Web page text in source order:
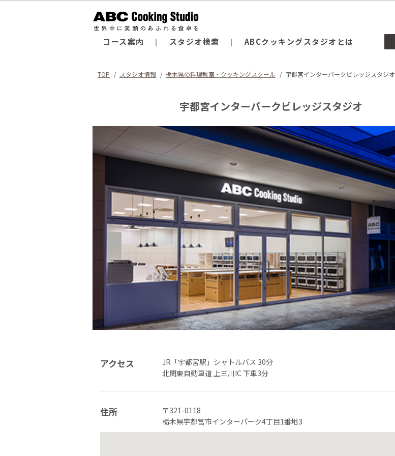
コース案内 スタジオ検索 ABCクッキングスタジオとは
TOP スタジオ情報 栃木県の料理教室・クッキングスクール 宇都宮インターパークビレッジスタジオ
宇都宮インターパークビレッジスタジオ
アクセス
JR「宇都宮駅」シャトルバス 30分
北関東自動車道 上三川IC 下車3分
住所
〒321-0118
栃木県宇都宮市インターパーク4丁目1番地3